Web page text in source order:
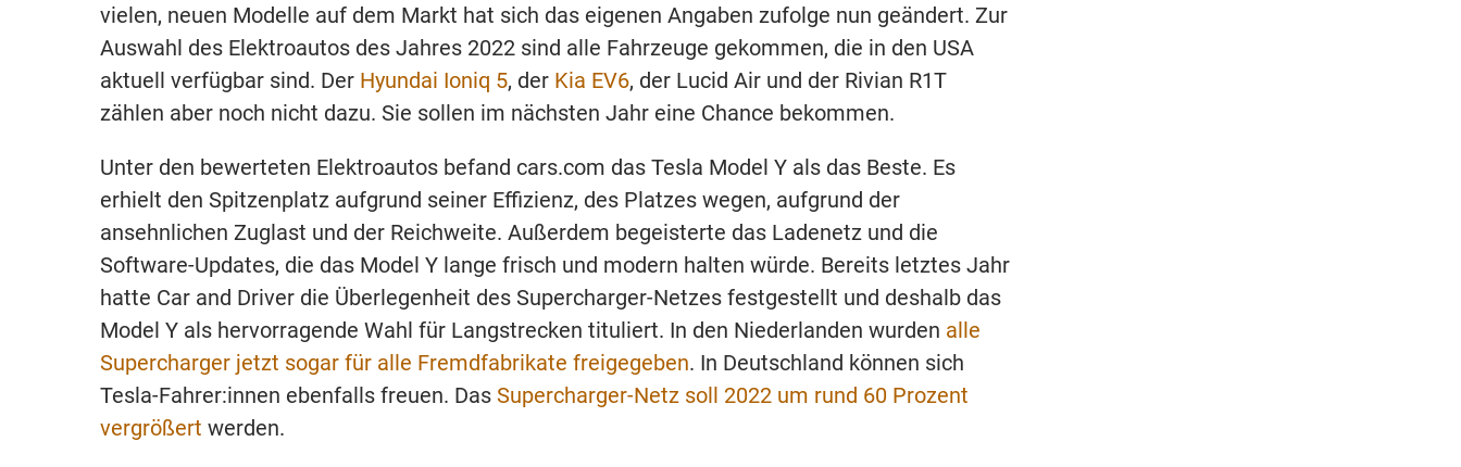
vielen, neuen Modelle auf dem Markt hat sich das eigenen Angaben zufolge nun geändert. Zur
Auswahl des Elektroautos des Jahres 2022 sind alle Fahrzeuge gekommen, die in den USA
aktuell verfügbar sind. Der Hyundai Ioniq 5, der Kia EV6, der Lucid Air und der Rivian R1T
zählen aber noch nicht dazu. Sie sollen im nächsten Jahr eine Chance bekommen.
Unter den bewerteten Elektroautos befand cars.com das Tesla Model Y als das Beste. Es
erhielt den Spitzenplatz aufgrund seiner Effizienz, des Platzes wegen, aufgrund der
ansehnlichen Zuglast und der Reichweite. Außerdem begeisterte das Ladenetz und die
Software-Updates, die das Model Y lange frisch und modern halten würde. Bereits letztes Jahr
hatte Car and Driver die Überlegenheit des Supercharger-Netzes festgestellt und deshalb das
Model Y als hervorragende Wahl für Langstrecken tituliert. In den Niederlanden wurden alle
Supercharger jetzt sogar für alle Fremdfabrikate freigegeben. In Deutschland können sich
Tesla-Fahrer:innen ebenfalls freuen. Das Supercharger-Netz soll 2022 um rund 60 Prozent
vergrößert werden.